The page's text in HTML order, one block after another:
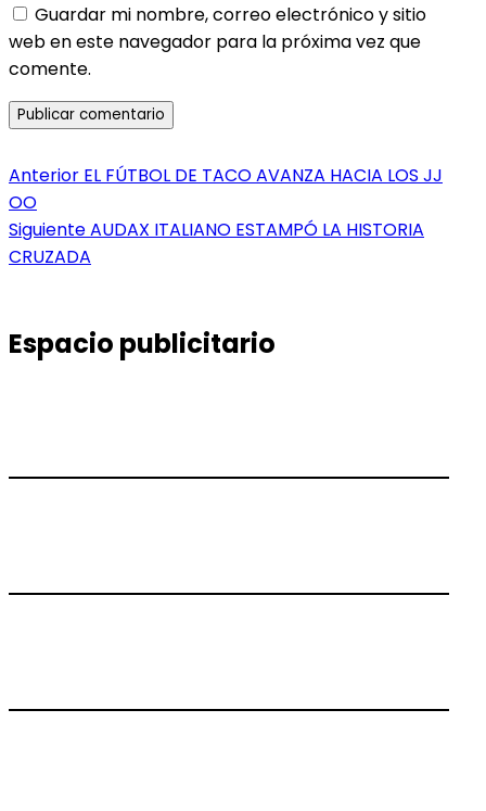
Guardar mi nombre, correo electrónico y sitio
web en este navegador para la próxima vez que
comente.
Navegación
de
entradas
Anterior Entrada
EL FÚTBOL DE TACO AVANZA HACIA LOS JJ
OO
SiguienteEntrada
siguiente:
AUDAX ITALIANO ESTAMPÓ LA HISTORIA
CRUZADA
Espacio publicitario